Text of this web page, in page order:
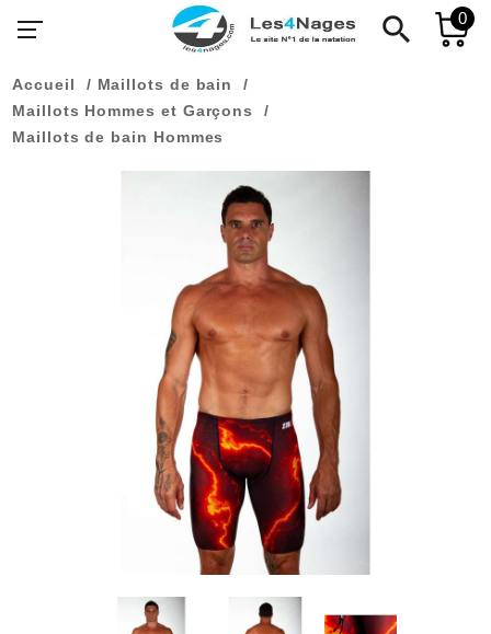
search 0
Accueil
Maillots de bain
Maillots Hommes et Garçons
Maillots de bain Hommes